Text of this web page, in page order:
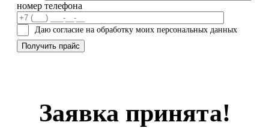
номер телефона
Даю согласие на обработку моих персональных данных
Заявка принята!